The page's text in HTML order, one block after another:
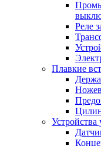
Реле
Плавкие
Устройства